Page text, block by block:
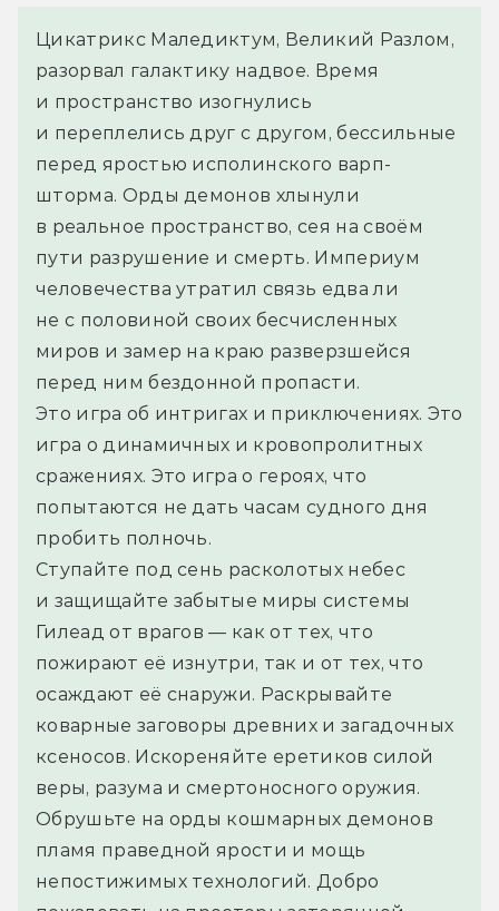
Цикатрикс Маледиктум, Великий Разлом,
разорвал галактику надвое. Время
и пространство изогнулись
и переплелись друг с другом, бессильные
перед яростью исполинского варп-
шторма. Орды демонов хлынули
в реальное пространство, сея на своём
пути разрушение и смерть. Империум
человечества утратил связь едва ли
не с половиной своих бесчисленных
миров и замер на краю разверзшейся
перед ним бездонной пропасти.
Это игра об интригах и приключениях. Это
игра о динамичных и кровопролитных
сражениях. Это игра о героях, что
попытаются не дать часам судного дня
пробить полночь.
Ступайте под сень расколотых небес
и защищайте забытые миры системы
Гилеад от врагов — как от тех, что
пожирают её изнутри, так и от тех, что
осаждают её снаружи. Раскрывайте
коварные заговоры древних и загадочных
ксеносов. Искореняйте еретиков силой
веры, разума и смертоносного оружия.
Обрушьте на орды кошмарных демонов
пламя праведной ярости и мощь
непостижимых технологий. Добро